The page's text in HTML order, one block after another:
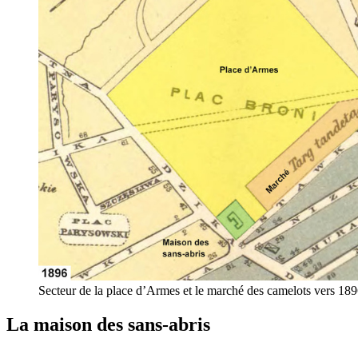
Secteur de la place d’Armes et le marché des camelots vers
La maison des sans-abris